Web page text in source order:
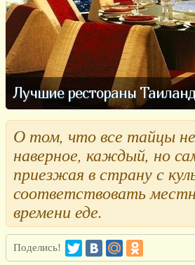
Лучшие рестораны
О том, что все тайцы
наверное, каждый, но
приезжая в страну с
соответствовать
времени еде.
Поделись!